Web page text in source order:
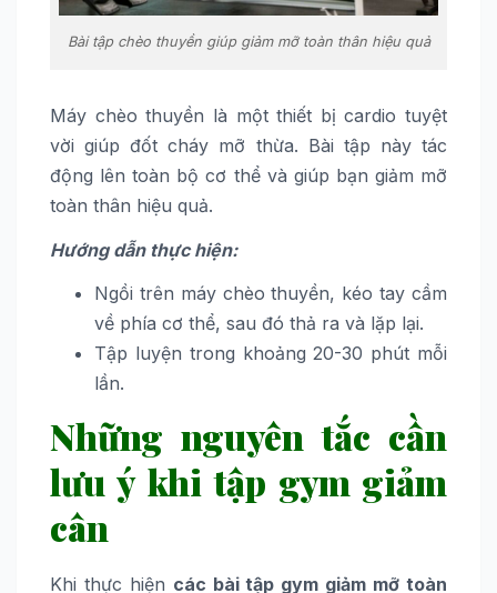
Bài tập chèo thuyền giúp giảm mỡ toàn thân hiệu quả
Máy chèo thuyền là một thiết bị cardio tuyệt
vời giúp đốt cháy mỡ thừa. Bài tập này tác
động lên toàn bộ cơ thể và giúp bạn giảm mỡ
toàn thân hiệu quả.
Hướng dẫn thực hiện:
Ngồi trên máy chèo thuyền, kéo tay cầm
về phía cơ thể, sau đó thả ra và lặp lại.
Tập luyện trong khoảng 20-30 phút mỗi
lần.
Những nguyên tắc cần
lưu ý khi tập gym giảm
cân
Khi thực hiện các bài tập gym giảm mỡ toàn